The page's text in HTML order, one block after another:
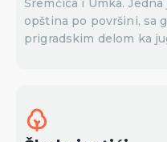
Sremčica i Umka.
opština po površini, sa
prigradskim delom ka